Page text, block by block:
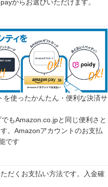
からお選びいただけます。
使ったかんたん・便利な決済サ
もAmazon.co.jpと同じ便利さと
。Amazonアカウントのお支払
です
だくお支払い方法です。入金確